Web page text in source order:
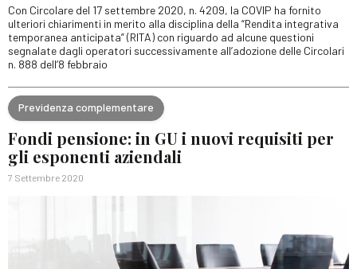
Con Circolare del 17 settembre 2020, n. 4209, la COVIP ha fornito
ulteriori chiarimenti in merito alla disciplina della “Rendita integrativa
temporanea anticipata” (RITA) con riguardo ad alcune questioni
segnalate dagli operatori successivamente all’adozione delle Circolari
n. 888 dell’8 febbraio
Previdenza complementare
Fondi pensione: in GU i nuovi requisiti per
gli esponenti aziendali
7 Settembre 2020